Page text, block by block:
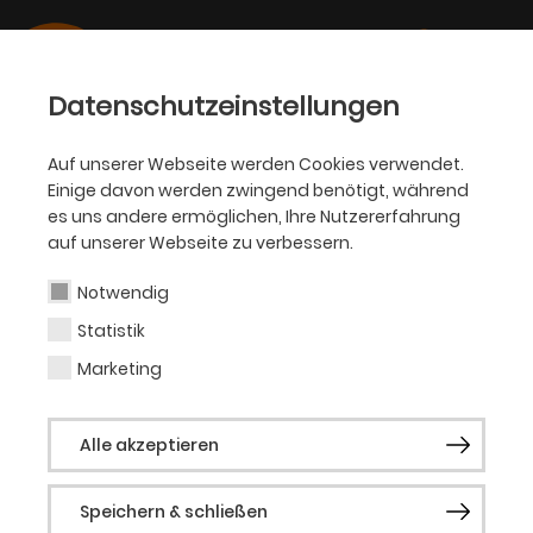
Datenschutzeinstellungen
Auf unserer Webseite werden Cookies verwendet.
Einige davon werden zwingend benötigt, während
es uns andere ermöglichen, Ihre Nutzererfahrung
auf unserer Webseite zu verbessern.
Notwendig
Statistik
Marketing
Alle akzeptieren
Speichern & schließen
SCHAUSPIEL
Dr. Reyhan Şahin
Wissenschaftlerin,
Buchautorin, Aktivistin,
Bildungsreferentin,
Performance-Künstlerin &